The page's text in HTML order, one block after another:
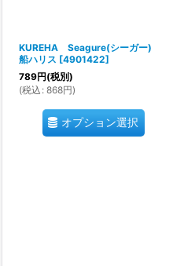
KUREHA Seagure(シーガー)
船ハリス [4901422]
789円(税別)
(税込 : 868円)
オプション選択